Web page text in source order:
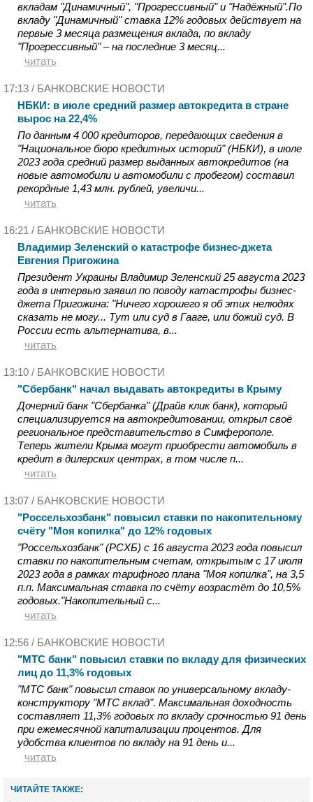
вкладам "Динамичный", "Прогрессивный" и "Надёжный".По
вкладу "Динамичный" ставка 12% годовых действует на
первые 3 месяца размещения вклада, по вкладу
"Прогрессивный" – на последние 3 месяц...
читать
17:13 / БАНКОВСКИЕ НОВОСТИ
НБКИ: в июле средний размер автокредита в стране
вырос на 22,4%
По данным 4 000 кредиторов, передающих сведения в
"Национальное бюро кредитных историй" (НБКИ), в июле
2023 года средний размер выданных автокредитов (на
новые автомобили и автомобили с пробегом) составил
рекордные 1,43 млн. рублей, увеличи...
читать
16:21 / БАНКОВСКИЕ НОВОСТИ
Владимир Зеленский о катастрофе бизнес-джета
Евгения Пригожина
Президент Украины Владимир Зеленский 25 августа 2023
года в интервью заявил по поводу катастрофы бизнес-
джета Пригожина: "Ничего хорошего я об этих нелюдях
сказать не могу... Тут или суд в Гааге, или божий суд. В
России есть альтернатива, в...
читать
13:10 / БАНКОВСКИЕ НОВОСТИ
"Сбербанк" начал выдавать автокредиты в Крыму
Дочерний банк "Сбербанка" (Драйв клик банк), который
специализируется на автокредитовании, открыл своё
региональное представительство в Симферополе.
Теперь жители Крыма могут приобрести автомобиль в
кредит в дилерских центрах, в том числе п...
читать
13:07 / БАНКОВСКИЕ НОВОСТИ
"Россельхозбанк" повысил ставки по накопительному
счёту "Моя копилка" до 12% годовых
"Россельхозбанк" (РСХБ) с 16 августа 2023 года повысил
ставки по накопительным счетам, открытым с 17 июля
2023 года в рамках тарифного плана "Моя копилка", на 3,5
п.п. Максимальная ставка по счёту возрастёт до 10,5%
годовых."Накопительный с...
читать
12:56 / БАНКОВСКИЕ НОВОСТИ
"МТС банк" повысил ставки по вкладу для физических
лиц до 11,3% годовых
"МТС банк" повысил ставок по универсальному вкладу-
конструктору "МТС вклад". Максимальная доходность
составляет 11,3% годовых по вкладу срочностью 91 день
при ежемесячной капитализации процентов. Для
удобства клиентов по вкладу на 91 день и...
читать
ЧИТАЙТЕ ТАКЖЕ: